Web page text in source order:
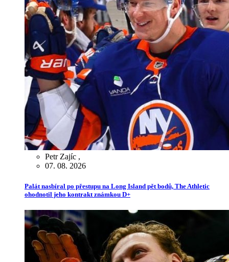
Petr Zajíc ,
07. 08. 2026
Palát nasbíral po přestupu na Long Island pět bodů, The Athletic
ohodnotil jeho kontrakt známkou D+